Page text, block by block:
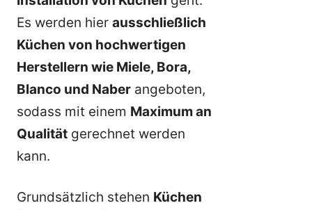
Es werden hier ausschließlich
Küchen von hochwertigen
Herstellern wie Miele, Bora,
Blanco und Naber angeboten,
sodass mit einem Maximum an
Qualität gerechnet werden
kann.
Grundsätzlich stehen Küchen